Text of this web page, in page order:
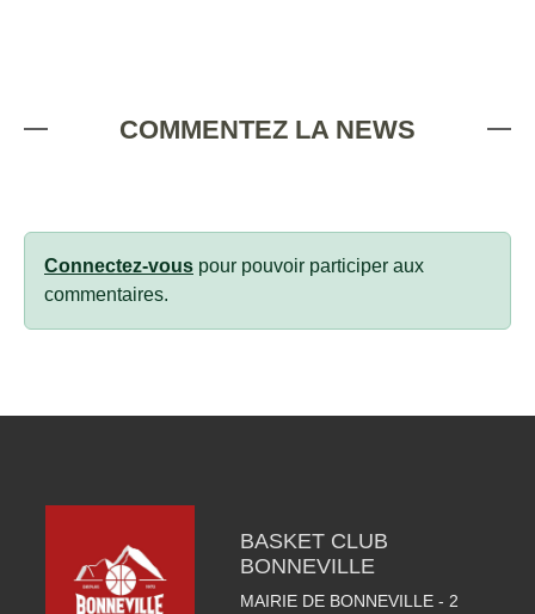
COMMENTEZ LA NEWS
Connectez-vous pour pouvoir participer aux
commentaires.
BASKET CLUB
BONNEVILLE
MAIRIE DE BONNEVILLE - 2